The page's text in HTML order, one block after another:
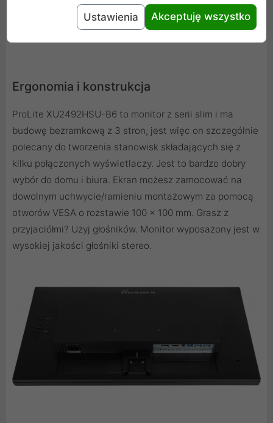
Ergonomia i konstrukcja
ProLite XU2492HSU-B6 to monitor z serii slim i ma
budowę bezramkową z 3 stron, jest więc on szczególnie
polecany do tworzenia stanowisk składających się z
kilku połączonych wyświetlaczy. Jest to bardzo dobry
wybór do domu i biura. Ekran możesz zamocować na
dowolnym uchwycie/ramieniu montażowym za pomocą
otworów VESA o rozstawie 100 x 100 mm. Grasz z
przyjaciółmi? Użyj głośników. Monitor wyposażony jest w
wysokiej jakości głośniki stereo.
Ustawienia Akceptuję wszystko